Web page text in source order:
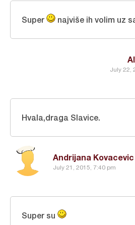
July 22,
Super najviše ih volim uz
Andrijana Kovacevic
July 21, 2015, 7:40 pm
Hvala,draga Slavice.
Super su